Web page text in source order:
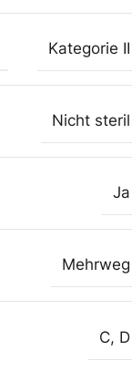
Kategorie II
Nicht steril
Ja
Mehrweg
C, D